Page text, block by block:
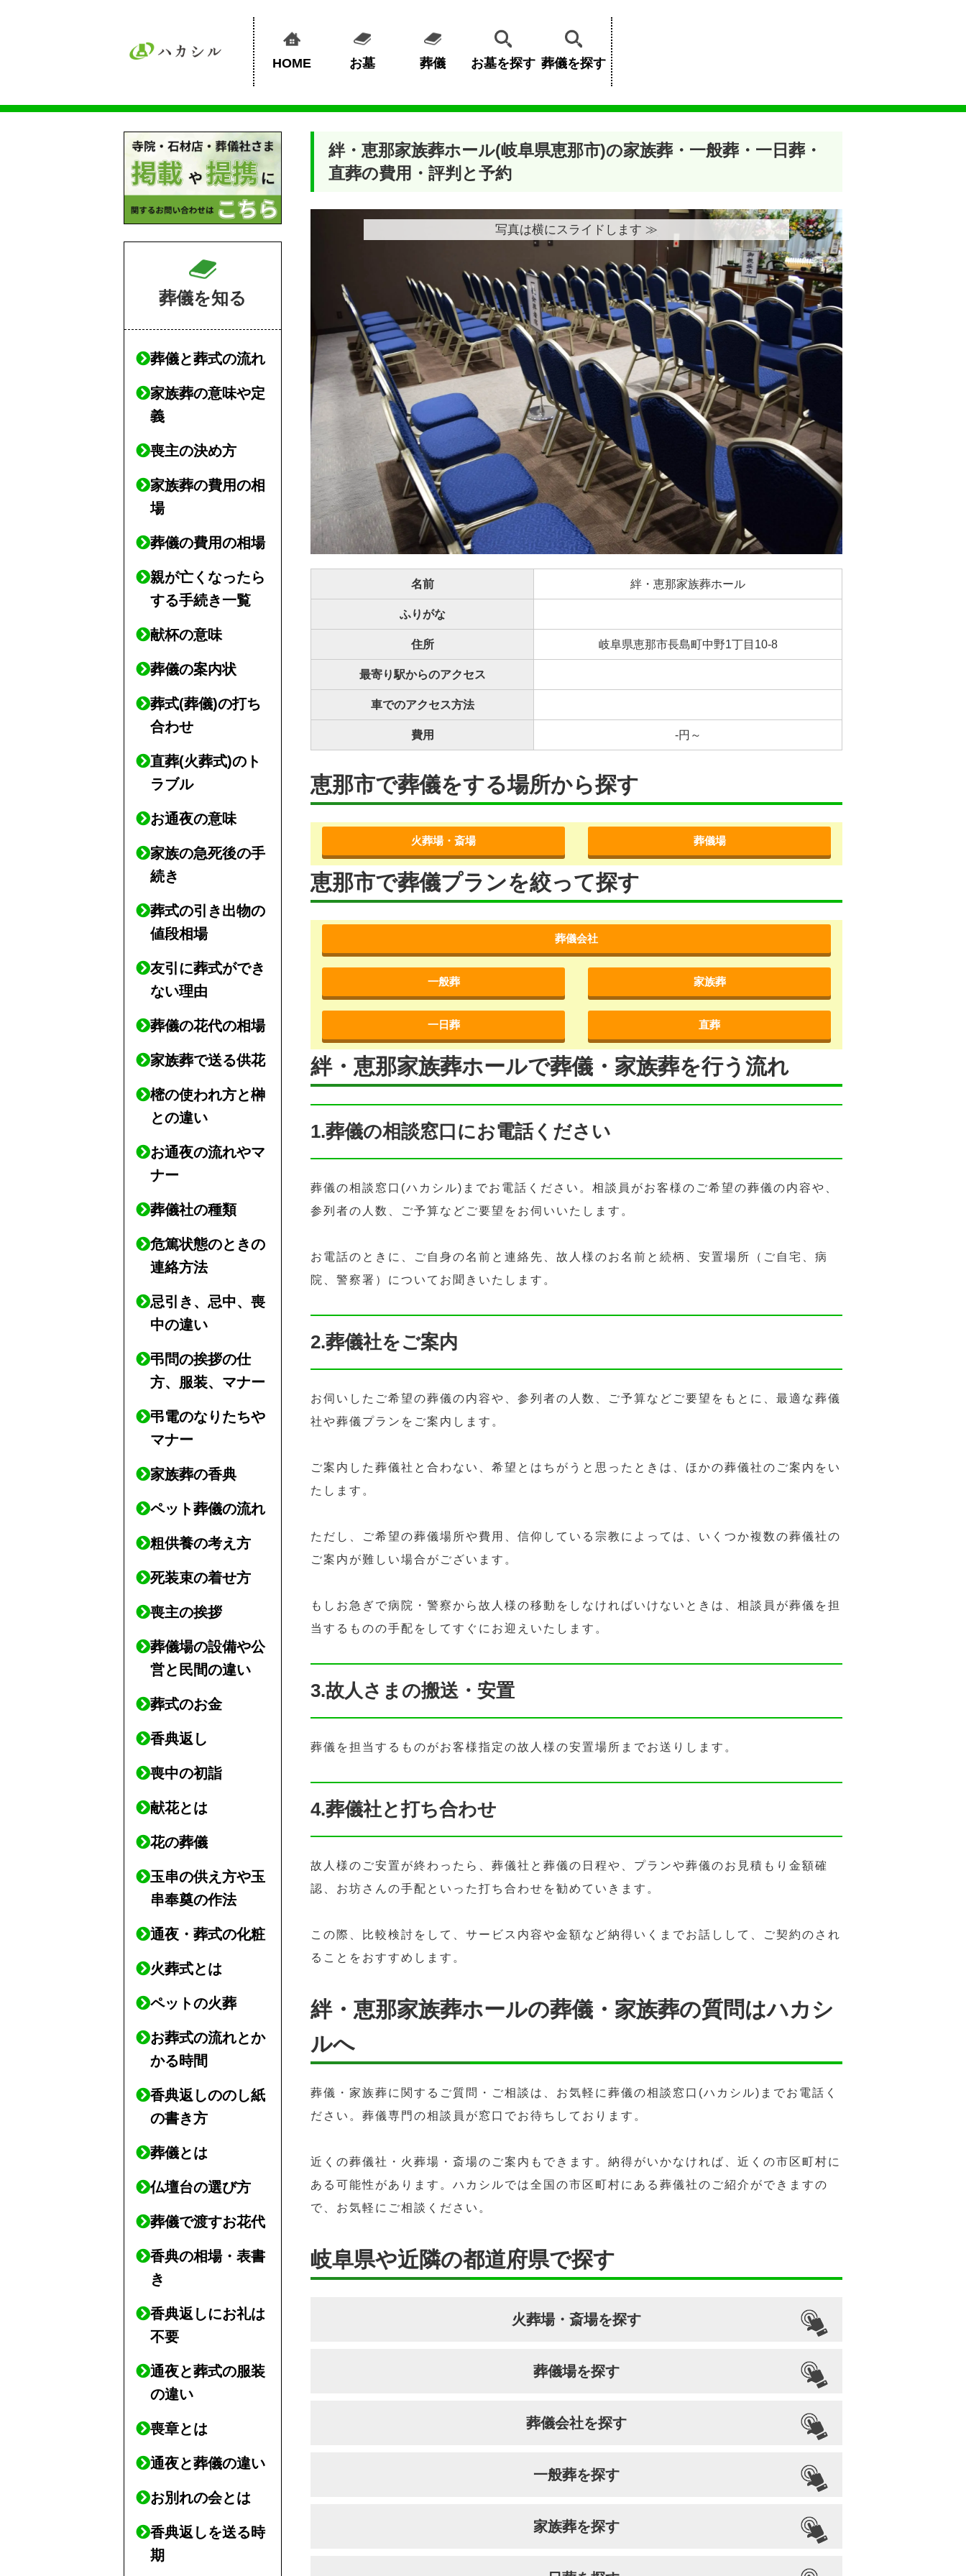
HOME お墓 葬儀 お墓を探す 葬儀を探す
絆・恵那家族葬ホール(岐阜県恵那市)の家族葬・一般葬・一日葬・
直葬の費用・評判と予約
写真は横にスライドします ≫︎
名前 絆・恵那家族葬ホール
ふりがな
住所 岐阜県恵那市長島町中野1丁目10-8
最寄り駅からのアクセス
車でのアクセス方法
費用 -円～
恵那市で葬儀をする場所から探す
火葬場・斎場 葬儀場
恵那市で葬儀プランを絞って探す
葬儀会社
一般葬 家族葬
一日葬 直葬
絆・恵那家族葬ホールで葬儀・家族葬を行う流れ
1.葬儀の相談窓口にお電話ください
葬儀の相談窓口(ハカシル)までお電話ください。相談員がお客様のご希望の葬儀の内容や、
参列者の人数、ご予算などご要望をお伺いいたします。
お電話のときに、ご自身の名前と連絡先、故人様のお名前と続柄、安置場所（ご自宅、病
院、警察署）についてお聞きいたします。
2.葬儀社をご案内
お伺いしたご希望の葬儀の内容や、参列者の人数、ご予算などご要望をもとに、最適な葬儀
社や葬儀プランをご案内します。
ご案内した葬儀社と合わない、希望とはちがうと思ったときは、ほかの葬儀社のご案内をい
たします。
ただし、ご希望の葬儀場所や費用、信仰している宗教によっては、いくつか複数の葬儀社の
ご案内が難しい場合がございます。
もしお急ぎで病院・警察から故人様の移動をしなければいけないときは、相談員が葬儀を担
当するものの手配をしてすぐにお迎えいたします。
3.故人さまの搬送・安置
葬儀を担当するものがお客様指定の故人様の安置場所までお送りします。
4.葬儀社と打ち合わせ
故人様のご安置が終わったら、葬儀社と葬儀の日程や、プランや葬儀のお見積もり金額確
認、お坊さんの手配といった打ち合わせを勧めていきます。
この際、比較検討をして、サービス内容や金額など納得いくまでお話しして、ご契約のされ
ることをおすすめします。
絆・恵那家族葬ホールの葬儀・家族葬の質問はハカシ
ルへ
葬儀・家族葬に関するご質問・ご相談は、お気軽に葬儀の相談窓口(ハカシル)までお電話く
ださい。葬儀専門の相談員が窓口でお待ちしております。
近くの葬儀社・火葬場・斎場のご案内もできます。納得がいかなければ、近くの市区町村に
ある可能性があります。ハカシルでは全国の市区町村にある葬儀社のご紹介ができますの
で、お気軽にご相談ください。
岐阜県や近隣の都道府県で探す
火葬場・斎場を探す
葬儀場を探す
葬儀会社を探す
一般葬を探す
家族葬を探す
葬儀を知る
葬儀と葬式の流れ
家族葬の意味や定
義
喪主の決め方
家族葬の費用の相
場
葬儀の費用の相場
親が亡くなったら
する手続き一覧
献杯の意味
葬儀の案内状
葬式(葬儀)の打ち
合わせ
直葬(火葬式)のト
ラブル
お通夜の意味
家族の急死後の手
続き
葬式の引き出物の
値段相場
友引に葬式ができ
ない理由
葬儀の花代の相場
家族葬で送る供花
樒の使われ方と榊
との違い
お通夜の流れやマ
ナー
葬儀社の種類
危篤状態のときの
連絡方法
忌引き、忌中、喪
中の違い
弔問の挨拶の仕
方、服装、マナー
弔電のなりたちや
マナー
家族葬の香典
ペット葬儀の流れ
粗供養の考え方
死装束の着せ方
喪主の挨拶
葬儀場の設備や公
営と民間の違い
葬式のお金
香典返し
喪中の初詣
献花とは
花の葬儀
玉串の供え方や玉
串奉奠の作法
通夜・葬式の化粧
火葬式とは
ペットの火葬
お葬式の流れとか
かる時間
香典返しののし紙
の書き方
葬儀とは
仏壇台の選び方
葬儀で渡すお花代
香典の相場・表書
き
香典返しにお礼は
不要
通夜と葬式の服装
の違い
喪章とは
通夜と葬儀の違い
お別れの会とは
香典返しを送る時
期